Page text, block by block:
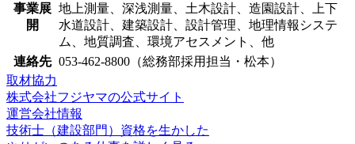
事業展
開
地上測量、深浅測量、土木設計、造園設計、上下
水道設計、建築設計、設計管理、地理情報システ
ム、地質調査、環境アセスメント、他
連絡先 053-462-8800（総務部採用担当・松本）
取材協力
株式会社フジヤマの公式サイト
運営会社情報
技術士（建設部門）資格を生かした